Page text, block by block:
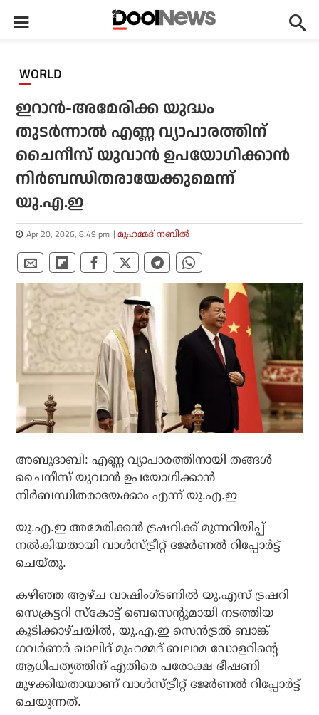
WORLD
ഇറാൻ-അമേരിക്ക യുദ്ധം
തുടർന്നാൽ എണ്ണ വ്യാപാരത്തിന്
ചൈനീസ് യുവാൻ ഉപയോഗിക്കാൻ
നിർബന്ധിതരായേക്കുമെന്ന്
യു.എ.ഇ
Apr 20, 2026, 8:49 pm മുഹമ്മദ് നബീല്‍
അബുദാബി: എണ്ണ വ്യാപാരത്തിനായി തങ്ങൾ
ചൈനീസ് യുവാൻ ഉപയോഗിക്കാൻ
നിർബന്ധിതരായേക്കാം എന്ന് യു.എ.ഇ
യു.എ.ഇ അമേരിക്കൻ ട്രഷറിക്ക് മുന്നറിയിപ്പ്
നൽകിയതായി വാൾസ്ട്രീറ്റ് ജേർണൽ റിപ്പോർട്ട്
ചെയ്തു.
കഴിഞ്ഞ ആഴ്ച വാഷിംഗ്ടണിൽ യു.എസ് ട്രഷറി
സെക്രട്ടറി സ്കോട്ട് ബെസെന്റുമായി നടത്തിയ
കൂടിക്കാഴ്ചയിൽ, യു.എ.ഇ സെൻട്രൽ ബാങ്ക്
ഗവർണർ ഖാലിദ് മുഹമ്മദ് ബലാമ ഡോളറിന്റെ
ആധിപത്യത്തിന് എതിരെ പരോക്ഷ ഭീഷണി
മുഴക്കിയതായാണ് വാൾസ്ട്രീറ്റ് ജേർണൽ റിപ്പോർട്ട്
ചെയുന്നത്.